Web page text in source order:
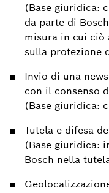
(Base giuridica:
da parte di
misura in cui ciò
sulla protezione
Invio di una
con il consenso
(Base giuridica:
Tutela e difesa
(Base giuridica:
Bosch nella